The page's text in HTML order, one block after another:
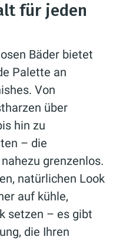
für jeden
Bäder bietet
Palette an
Von
über
hin zu
– die
grenzenlos.
natürlichen Look
auf kühle,
setzen – es gibt
die Ihren